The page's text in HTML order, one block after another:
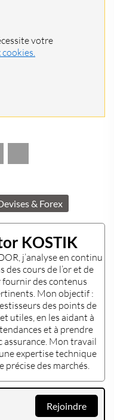
votre
& Forex
KOSTIK
, j’analyse en continu
des cours de l’oret de
fournir des contenus
Mon objectif :
des points de
utiles, en les aidant à
et à prendre
assurance. Mon travail
expertise technique
précise des marchés.
Rejoindre